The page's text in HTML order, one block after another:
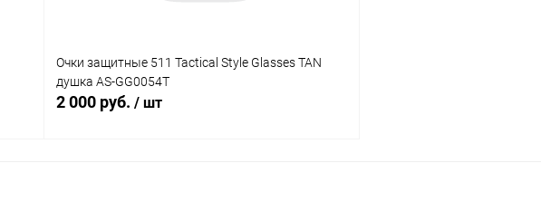
Очки защитные 511 Tactical Style Glasses TAN
душка AS-GG0054T
2 000 руб. / шт